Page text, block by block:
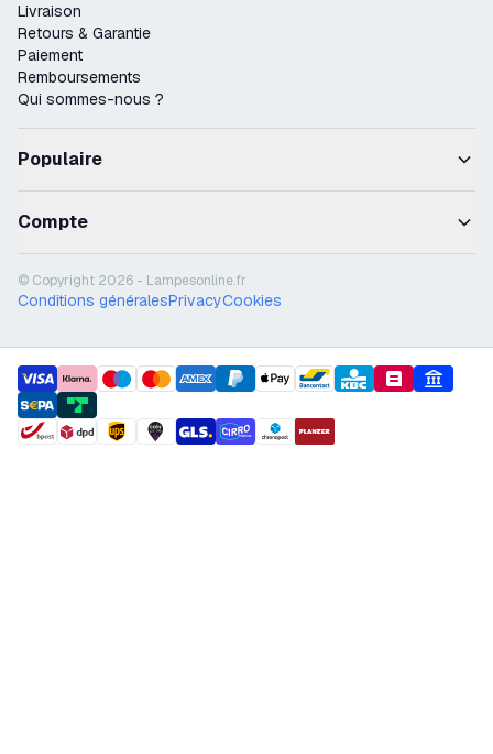
Livraison
Retours & Garantie
Paiement
Remboursements
Qui sommes-nous ?
Populaire
Compte
© Copyright 2026 - Lampesonline.fr
Conditions généralesPrivacyCookies
payment methods
shipment methods